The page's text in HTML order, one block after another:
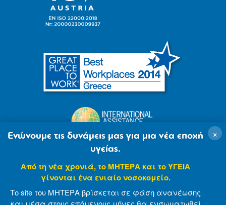
×
Ενώνουμε τις δυνάμεις μας για μια νέα εποχή
υγείας.
Από τη νέα χρονιά, το ΜΗΤΕΡΑ και το ΥΓΕΙΑ
γίνονται ένα ενιαίο νοσοκομείο.
Το site του ΜΗΤΕΡΑ βρίσκεται σε φάση ανανέωσης